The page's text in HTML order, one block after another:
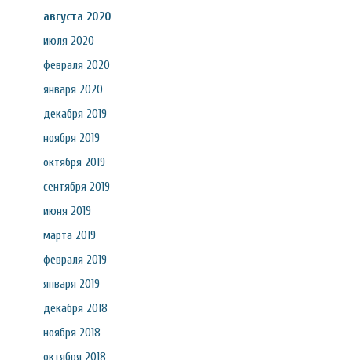
августа 2020
июля 2020
февраля 2020
января 2020
декабря 2019
ноября 2019
октября 2019
сентября 2019
июня 2019
марта 2019
февраля 2019
января 2019
декабря 2018
ноября 2018
октября 2018